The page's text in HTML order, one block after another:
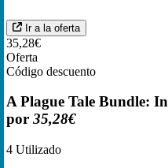
Ir a la oferta
35,28€
Oferta
Código descuento
A Plague Tale Bundle:
por 35,28€
4 Utilizado